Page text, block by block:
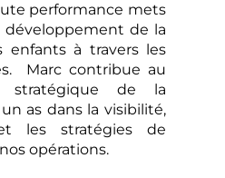
performance mets
développement de la
enfants à travers les
Marc contribue au
stratégique de la
as dans la visibilité,
les stratégies de
opérations.